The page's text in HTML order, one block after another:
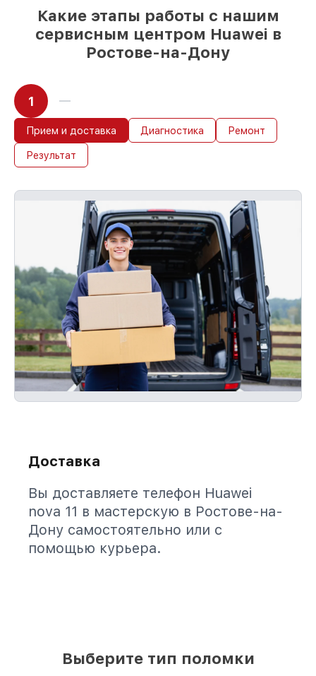
немедленном начале работ
Какие этапы работы с нашим
сервисным центром Huawei в
Ростове-на-Дону
1
Прием и доставка Диагностика Ремонт
Результат
Доставка
Вы доставляете телефон Huawei
nova 11 в мастерскую в Ростове-на-
Дону самостоятельно или с
помощью курьера.
Выберите тип поломки